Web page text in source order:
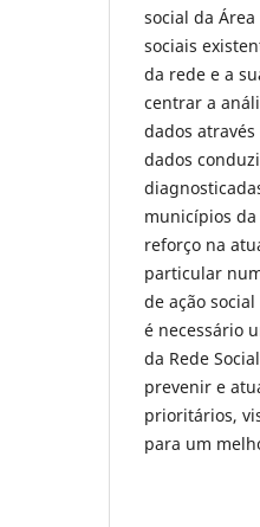
social da
sociais
da rede e a
centrar a
dados
dados
municípios
reforço na
particular
de ação
é necessário
da Rede
prevenir e
prioritários,
para um